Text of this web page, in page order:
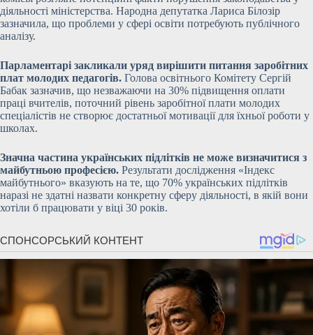
діяльності міністерства. Народна депутатка Лариса Білозір
зазначила, що проблеми у сфері освіти потребують публічного
аналізу.
Парламентарі закликали уряд вирішити питання заробітних
плат молодих педагогів. Голова освітнього Комітету Сергій
Бабак зазначив, що незважаючи на 30% підвищення оплати
праці вчителів, поточний рівень заробітної плати молодих
спеціалістів не створює достатньої мотивації для їхньої роботи у
школах.
Значна частина українських підлітків не може визначитися з
майбутньою професією. Результати дослідження «Індекс
майбутнього» вказують на те, що 70% українських підлітків
наразі не здатні назвати конкретну сферу діяльності, в якій вони
хотіли б працювати у віці 30 років.